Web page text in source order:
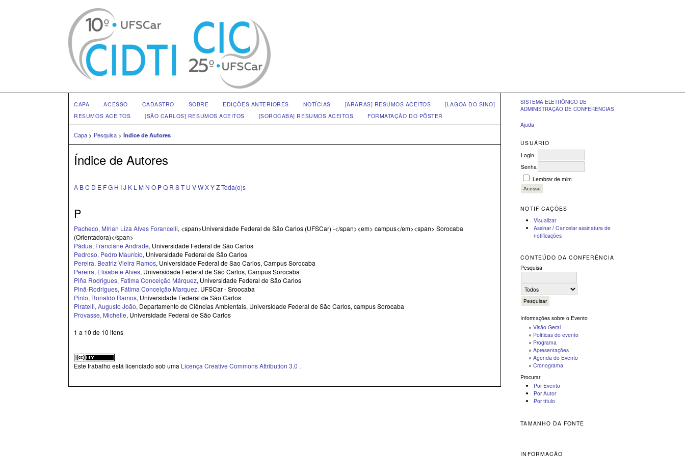
SISTEMA ELETRÔNICO DE
ADMINISTRAÇÃO DE CONFERÊNCIAS
Ajuda
USUÁRIO
Login
Senha
Lembrar de mim
NOTIFICAÇÕES
Visualizar
Assinar/Cancelar assinatura de
notificações
CONTEÚDO DA CONFERÊNCIA
Pesquisa
Informações sobre o Evento
»Visão Geral
» Políticas do evento
» Programa
»Apresentações
»Agenda do Evento
»Cronograma
Procurar
Por Evento
Por Autor
Por título
TAMANHO DA FONTE
INFORMAÇÃO
CAPA ACESSO CADASTRO SOBRE EDIÇÕES ANTERIORES NOTÍCIAS [ARARAS] RESUMOS ACEITOS
[LAGOA DO SINO]
RESUMOS ACEITOS
[SÃO CARLOS] RESUMOS ACEITOS [SOROCABA] RESUMOS ACEITOS FORMATAÇÃO DO PÔSTER
Capa > Pesquisa >Índice de Autores
Índice de Autores
A BC D E FG H IJ K L M N O PQ R ST U VWXYZToda(o)s
P
Pacheco, Mírian Liza Alves Forancelli, <span>Universidade Federal de São Carlos (UFSCar) -</span><em> campus</em><span> Sorocaba
(Orientadora)</span>
Pádua, Franciane Andrade, Universidade Federal de São Carlos
Pedroso, Pedro Maurício, Universidade Federal de São Carlos
Pereira, Beatriz Vieira Ramos, Universidade Federal de Sao Carlos, Campus Sorocaba
Pereira, Elisabete Alves, Universidade Federal de São Carlos, Campus Sorocaba
Piña Rodrigues, Fatima Conceição Márquez, Universidade Federal de São Carlos
Pinã-Rodrigues, Fátima Conceição Marquez, UFSCar - Sroocaba
Pinto, Ronaldo Ramos, Universidade Federal de São Carlos
Piratelli, Augusto João, Departamento de Ciências Ambientais, Universidade Federal de São Carlos, campus Sorocaba
Provasse, Michelle, Universidade Federal de São Carlos
1 a 10 de 10 itens
Este trabalho está licenciado sob uma Licença Creative Commons Attribution 3.0 .